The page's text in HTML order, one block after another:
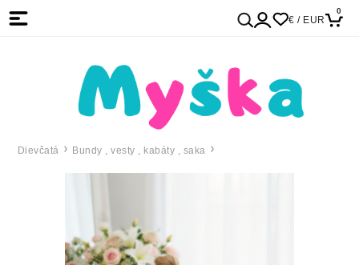
€ / EUR
0
Dievčatá Bundy , vesty , kabáty , saka